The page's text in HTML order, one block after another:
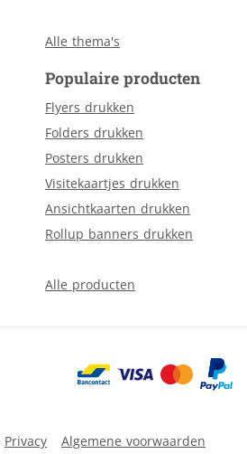
Alle thema's
Populaire producten
Flyers drukken
Folders drukken
Posters drukken
Visitekaartjes drukken
Ansichtkaarten drukken
Rollup banners drukken
Alle producten
Privacy Algemene voorwaarden